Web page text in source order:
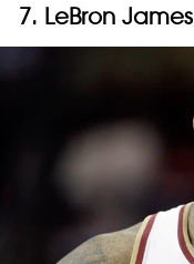
7. LeBron James